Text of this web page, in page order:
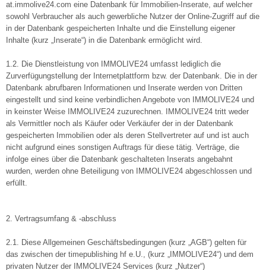
at.immolive24.com eine Datenbank für Immobilien-Inserate, auf welcher
sowohl Verbraucher als auch gewerbliche Nutzer der Online-Zugriff auf die
in der Datenbank gespeicherten Inhalte und die Einstellung eigener
Inhalte (kurz „Inserate“) in die Datenbank ermöglicht wird.
1.2. Die Dienstleistung von IMMOLIVE24 umfasst lediglich die
Zurverfügungstellung der Internetplattform bzw. der Datenbank. Die in der
Datenbank abrufbaren Informationen und Inserate werden von Dritten
eingestellt und sind keine verbindlichen Angebote von IMMOLIVE24 und
in keinster Weise IMMOLIVE24 zuzurechnen. IMMOLIVE24 tritt weder
als Vermittler noch als Käufer oder Verkäufer der in der Datenbank
gespeicherten Immobilien oder als deren Stellvertreter auf und ist auch
nicht aufgrund eines sonstigen Auftrags für diese tätig. Verträge, die
infolge eines über die Datenbank geschalteten Inserats angebahnt
wurden, werden ohne Beteiligung von IMMOLIVE24 abgeschlossen und
erfüllt.
2. Vertragsumfang & -abschluss
2.1. Diese Allgemeinen Geschäftsbedingungen (kurz „AGB“) gelten für
das zwischen der timepublishing hf e.U., (kurz „IMMOLIVE24“) und dem
privaten Nutzer der IMMOLIVE24 Services (kurz „Nutzer“)